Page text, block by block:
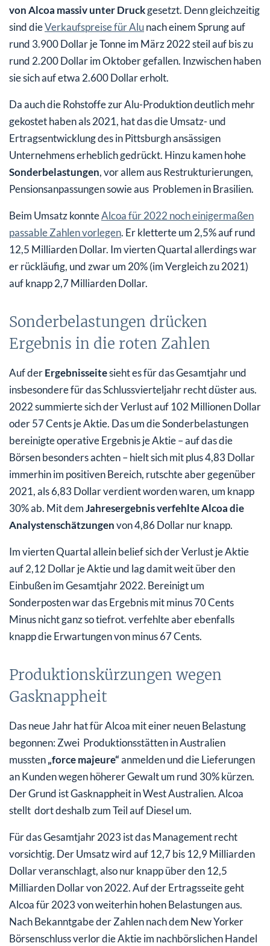
von Alcoa massiv unter Druckgesetzt. Denn gleichzeitig
sind dieVerkaufspreise für Alunach einem Sprung auf
rund 3.900 Dollar je Tonne im März 2022 steil auf bis zu
rund 2.200 Dollar im Oktober gefallen. Inzwischen haben
sie sich auf etwa 2.600 Dollar erholt.
Da auch die Rohstoffe zur Alu-Produktion deutlich mehr
gekostet haben als 2021, hat das die Umsatz- und
Ertragsentwicklung des in Pittsburgh ansässigen
Unternehmens erheblich gedrückt. Hinzu kamen hohe
Sonderbelastungen, vor allem aus Restrukturierungen,
Pensionsanpassungen sowie aus Problemen in Brasilien.
Beim Umsatz konnteAlcoa für 2022 noch einigermaßen
passable Zahlen vorlegen. Er kletterte um 2,5% auf rund
12,5 Milliarden Dollar. Im vierten Quartal allerdings war
er rückläufig, und zwar um 20% (im Vergleich zu 2021)
auf knapp 2,7 Milliarden Dollar.
Sonderbelastungen drücken
Ergebnis in die roten Zahlen
Auf derErgebnisseitesieht es für das Gesamtjahr und
insbesondere für das Schlussvierteljahr recht düster aus.
2022 summierte sich der Verlust auf 102 Millionen Dollar
oder 57 Cents je Aktie. Das um die Sonderbelastungen
bereinigte operative Ergebnis je Aktie – auf das die
Börsen besonders achten – hielt sich mit plus 4,83 Dollar
immerhin im positiven Bereich, rutschte aber gegenüber
2021, als 6,83 Dollar verdient worden waren, um knapp
30% ab. Mit demJahresergebnis verfehlte Alcoa die
Analystenschätzungenvon 4,86 Dollar nur knapp.
Im vierten Quartal allein belief sich der Verlust je Aktie
auf 2,12 Dollar je Aktie und lag damit weit über den
Einbußen im Gesamtjahr 2022. Bereinigt um
Sonderposten war das Ergebnis mit minus 70 Cents
Minus nicht ganz so tiefrot. verfehlte aber ebenfalls
knapp die Erwartungen von minus 67 Cents.
Produktionskürzungen wegen
Gasknappheit
Das neue Jahr hat für Alcoa mit einer neuen Belastung
begonnen: Zwei Produktionsstätten in Australien
mussten„force majeure“anmelden und die Lieferungen
an Kunden wegen höherer Gewalt um rund 30% kürzen.
Der Grund ist Gasknappheit in West Australien. Alcoa
stellt dort deshalb zum Teil auf Diesel um.
Für das Gesamtjahr 2023 ist das Management recht
vorsichtig. Der Umsatz wird auf 12,7 bis 12,9 Milliarden
Dollar veranschlagt, also nur knapp über den 12,5
Milliarden Dollar von 2022. Auf der Ertragsseite geht
Alcoa für 2023 von weiterhin hohen Belastungen aus.
Nach Bekanntgabe der Zahlen nach dem New Yorker
Börsenschluss verlor die Aktie im nachbörslichen Handel